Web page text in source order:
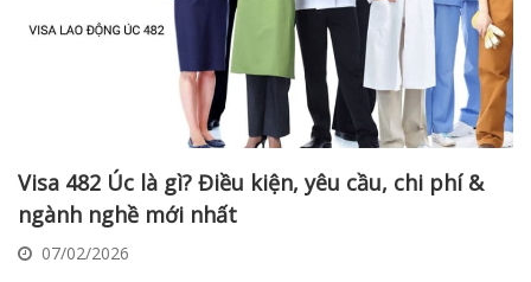
Visa 482 Úc là gì? Điều kiện, yêu cầu, chi phí &
ngành nghề mới nhất
07/02/2026